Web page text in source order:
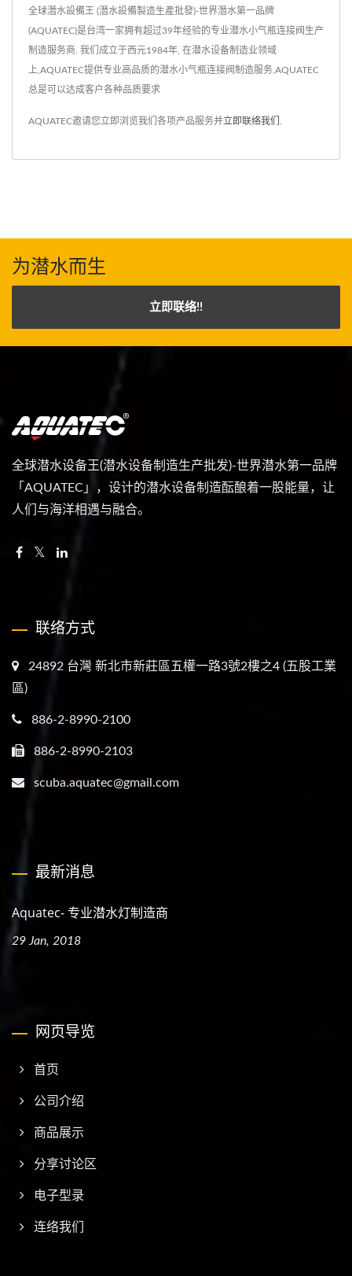
全球潛水設備王 (潛水設備製造生產批發)-世界潛水第一品牌
(AQUATEC)是台湾一家拥有超过39年经验的专业潜水小气瓶连接阀生产
制造服务商. 我们成立于西元1984年, 在潜水设备制造业领域
上,AQUATEC提供专业高品质的潜水小气瓶连接阀制造服务,AQUATEC
总是可以达成客户各种品质要求
AQUATEC邀请您立即浏览我们各项产品服务并立即联络我们
为潜水而生
立即联络!!
全球潜水设备王(潜水设备制造生产批发)-世界潜水第一品牌
「AQUATEC」，设计的潜水设备制造酝酿着一股能量，让
人们与海洋相遇与融合。
联络方式
24892 台灣 新北市新莊區五權一路3號2樓之4 (五股工業
區)
886-2-8990-2100
886-2-8990-2103
scuba.aquatec@gmail.com
最新消息
Aquatec- 专业潜水灯制造商
29 Jan, 2018
网页导览
首页
公司介绍
商品展示
分享讨论区
电子型录
连络我们